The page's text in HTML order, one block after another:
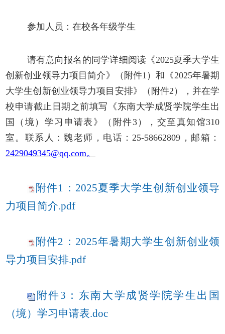
参加人员：在校各年级学生
请有意向报名的同学详细阅读《2025夏季大学生
创新创业领导力项目简介》（附件1）和《2025年暑期
大学生创新创业领导力项目安排》（附件2），并在学
校申请截止日期之前填写《东南大学成贤学院学生出
国（境）学习申请表》（附件3），交至真知馆310
室。联系人：魏老师，电话：25-58662809，邮箱：
2429049345@qq.com。
附件1：2025夏季大学生创新创业领导
力项目简介.pdf
附件2：2025年暑期大学生创新创业领
导力项目安排.pdf
附件3：东南大学成贤学院学生出国
（境）学习申请表.doc